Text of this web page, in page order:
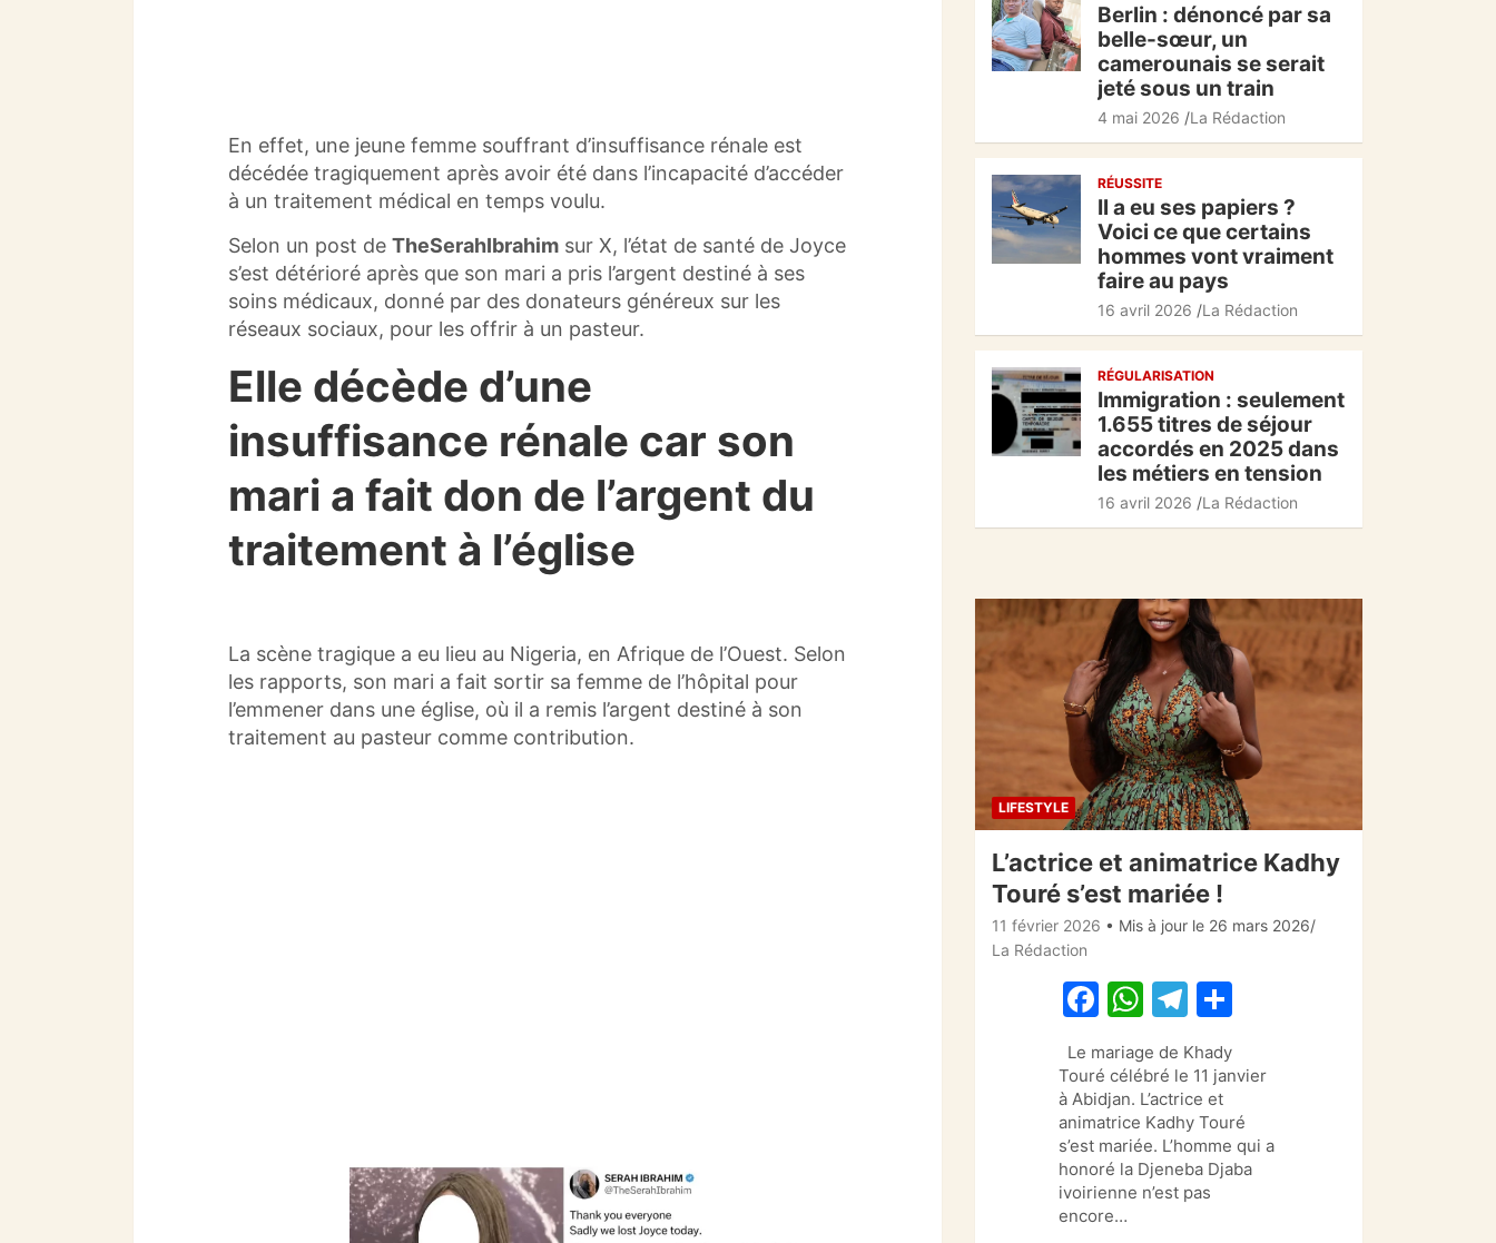
En effet, une jeune femme souffrant d’insuffisance rénale est
décédée tragiquement après avoir été dans l’incapacité d’accéder
à un traitement médical en temps voulu.
Selon un post de TheSerahIbrahim sur X, l’état de santé de Joyce
s’est détérioré après que son mari a pris l’argent destiné à ses
soins médicaux, donné par des donateurs généreux sur les
réseaux sociaux, pour les offrir à un pasteur.
Elle décède d’une
insuffisance rénale car son
mari a fait don de l’argent du
traitement à l’église
La scène tragique a eu lieu au Nigeria, en Afrique de l’Ouest. Selon
les rapports, son mari a fait sortir sa femme de l’hôpital pour
l’emmener dans une église, où il a remis l’argent destiné à son
traitement au pasteur comme contribution.
Berlin : dénoncé par sa
belle-sœur, un
camerounais se serait
jeté sous un train
4 mai 2026 La Rédaction
RÉUSSITE
Il a eu ses papiers ?
Voici ce que certains
hommes vont vraiment
faire au pays
16 avril 2026 La Rédaction
RÉGULARISATION
Immigration : seulement
1.655 titres de séjour
accordés en 2025 dans
les métiers en tension
16 avril 2026 La Rédaction
LIFESTYLE
L’actrice et animatrice Kadhy
Touré s’est mariée !
11 février 2026 • Mis à jour le 26 mars 2026
La Rédaction
F
c
e
b
o
o
W
at
s
A
p
p
T
el
e
gr
a
m
ta
g
er
Le mariage de Khady
Touré célébré le 11 janvier
à Abidjan. L’actrice et
animatrice Kadhy Touré
s’est mariée. L’homme qui a
honoré la Djeneba Djaba
ivoirienne n’est pas
encore…